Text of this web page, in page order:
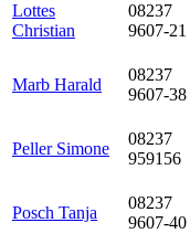
Lottes
Christian
08237
9607-21
Marb Harald
08237
9607-38
Peller Simone
08237
959156
Posch Tanja
08237
9607-40